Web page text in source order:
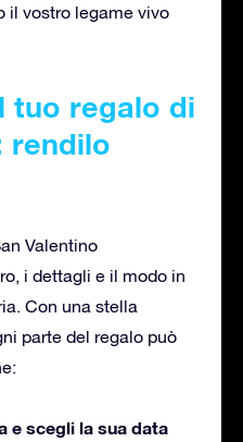
il vostro legame vivo
tuo regalo di
rendilo
Valentino
i dettagli e il modo in
Con una stella
parte del regalo può
e scegli la sua data